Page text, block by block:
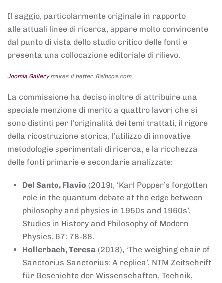
Il saggio, particolarmente originale in rapporto
alle attuali linee di ricerca, appare molto convincente
dal punto di vista dello studio critico delle fonti e
presenta una collocazione editoriale di rilievo.
Joomla Gallerymakes it better. Balbooa.com
La commissione ha deciso inoltre di attribuire una
speciale menzione di merito a quattro lavori che si
sono distinti per l’originalità dei temi trattati, il rigore
della ricostruzione storica, l’utilizzo di innovative
metodologie sperimentali di ricerca, e la ricchezza
delle fonti primarie e secondarie analizzate:
Del Santo, Flavio (2019), ‘Karl Popper’s forgotten
role in the quantum debate at the edge between
philosophy and physics in 1950s and 1960s’,
Studies in History and Philosophy of Modern
Physics, 67: 78-88.
Hollerbach, Teresa (2018), ‘The weighing chair of
Sanctorius Sanctorius: A replica’, NTM Zeitschrift
für Geschichte der Wissenschaften, Technik,